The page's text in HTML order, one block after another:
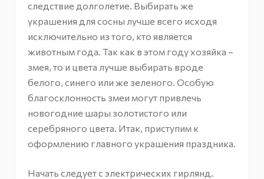
следствие долголетие. Выбирать же
украшения для сосны лучше всего исходя
исключительно из того, кто является
животным года. Так как в этом году хозяйка –
змея, то и цвета лучше выбирать вроде
белого, синего или же зеленого. Особую
благосклонность змеи могут привлечь
новогодние шары золотистого или
серебряного цвета. Итак, приступим к
оформлению главного украшения праздника.
Начать следует с электрических гирлянд.